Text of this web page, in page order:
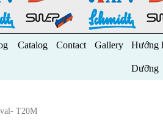
Catalog Contact Gallery Hướng
Dưỡng
T20M